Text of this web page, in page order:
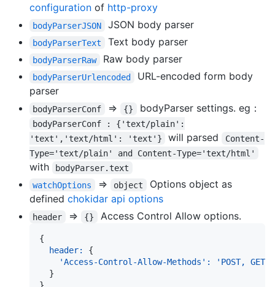
configuration of http-proxy
bodyParserJSON JSON body parser
bodyParserText Text body parser
bodyParserRaw Raw body parser
bodyParserUrlencoded
URL-encoded form body
parser
bodyParserConf => {} bodyParser settings. eg：
bodyParserConf : {'text/plain':
'text','text/html': 'text'}
will parsed
Content-
Type='text/plain' and Content-Type='text/html'
with
bodyParser.text
watchOptions
=> object
Options object as
defined chokidar api options
header => {} Access Control Allow options.
{
header:
{
'Access-Control-Allow-Methods' :
'POST, GET,
}